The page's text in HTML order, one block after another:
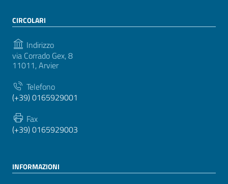
CIRCOLARI
Indirizzo
via Corrado Gex, 8
11011, Arvier
Telefono
(+39) 0165929001
Fax
(+39) 0165929003
INFORMAZIONI